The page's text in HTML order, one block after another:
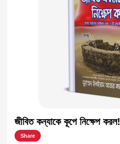
জীবিত কন্যাকে কূপে নিক্ষেপ করল!
Share